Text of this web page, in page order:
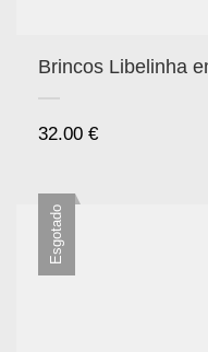
Brincos Libelinha
32.00 €
Esgotado